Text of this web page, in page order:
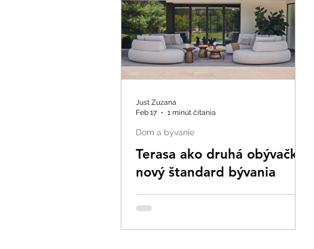
Terasa ako druhá obývačka:
nový štandard bývania
Dom a bývanie
Just Zuzana
Feb 17
1 minút čítania